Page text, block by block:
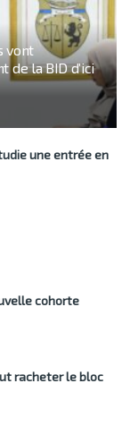
vont
de la BID d’ici
une entrée en
cohorte
racheter le bloc